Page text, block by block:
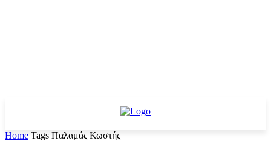
Home Tags Παλαμάς Κωστής